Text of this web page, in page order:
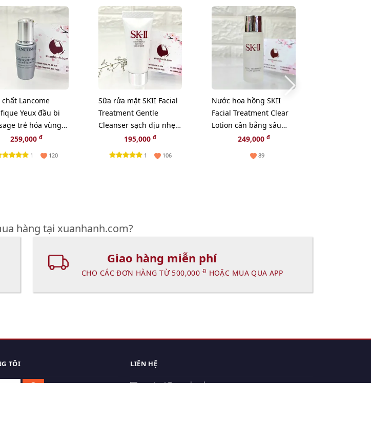
Lancome
Yeux đầu bi
trẻ hóa vùng
5ml.259,000đ
1 120
Sữa rửa mặt SKII Facial
Treatment Gentle
Cleanser sạch dịu nhẹ
làn da - 20g.
195,000đ
1 106
Nước hoa hồng SKII
Facial Treatment Clear
Lotion cân bằng sâu
cho da, 30ml
249,000 đ
89
hàng tại xuanhanh.com?
Giao hàng miễn phí
CHO CÁC ĐƠN HÀNG TỪ 500,000 Đ HOẶC MUA QUA APP
TÔI LIÊN HỆ
contact@xuanhanh.vn